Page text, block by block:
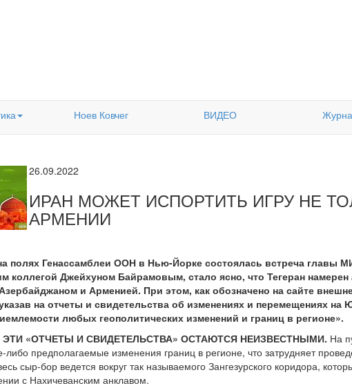
Ноев Ковчег ВИДЕО
26.09.2022
ИРАН МОЖЕТ ИСПОРТИТЬ ИГРУ НЕ
АРМЕНИИ
полях Генассамблеи ООН в Нью-Йорке состоялась встреча главы
коллегой Джейхуном Байрамовым, стало ясно, что Тегеран
и Арменией. При этом, как обозначено на сайте
на отчеты и свидетельства об изменениях и перемещениях
любых геополитических изменений и границ в регионе».
«ОТЧЕТЫ И СВИДЕТЕЛЬСТВА» ОСТАЮТСЯ НЕИЗВЕСТНЫМИ. На
либо предполагаемые изменения границ в регионе, что затрудняет
сыр-бор ведется вокруг так называемого Зангезурского коридора,
с Нахичеванским анклавом.